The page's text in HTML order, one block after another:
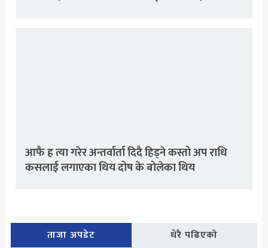
आफै ह त्या गरेर अन्तर्वार्ता दिदै हिड्ने कस्तो अप राधि
कसलाई लगाएका थिय दोष के बोलेका थिय
ताजा अपडेट धेरै पढिएको